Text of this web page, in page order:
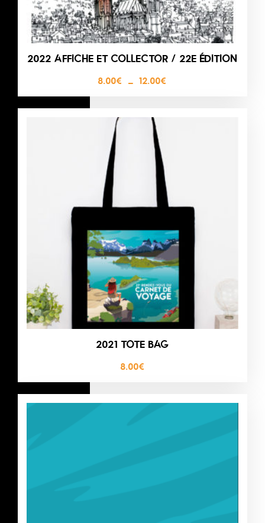
2022 AFFICHE ET COLLECTOR / 22E ÉDITION
8.00€ – 12.00€
2021 TOTE BAG
8.00€